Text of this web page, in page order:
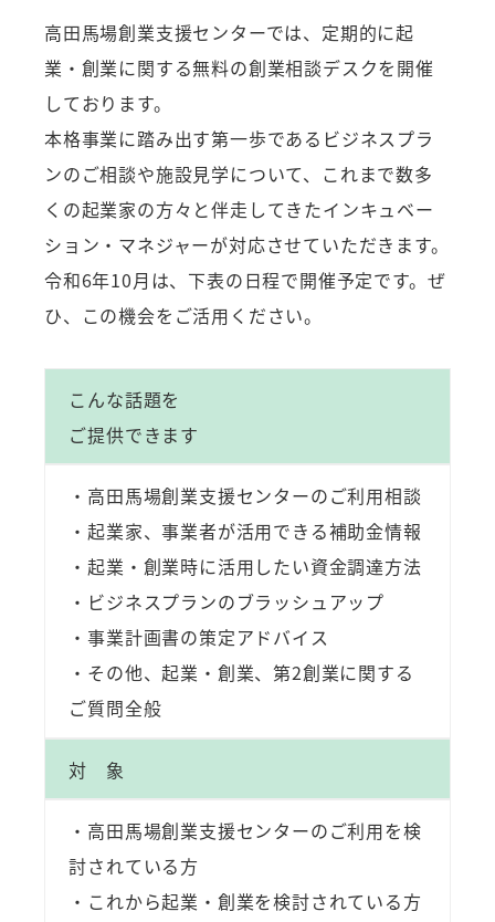
高田馬場創業支援センターでは、定期的に起
業・創業に関する無料の創業相談デスクを開催
しております。
本格事業に踏み出す第一歩であるビジネスプラ
ンのご相談や施設見学について、これまで数多
くの起業家の方々と伴走してきたインキュベー
ション・マネジャーが対応させていただきます。
令和6年10月は、下表の日程で開催予定です。ぜ
ひ、この機会をご活用ください。
こんな話題を
ご提供できます
・高田馬場創業支援センターのご利用相談
・起業家、事業者が活用できる補助金情報
・起業・創業時に活用したい資金調達方法
・ビジネスプランのブラッシュアップ
・事業計画書の策定アドバイス
・その他、起業・創業、第2創業に関する
ご質問全般
対 象
・高田馬場創業支援センターのご利用を検
討されている方
・これから起業・創業を検討されている方